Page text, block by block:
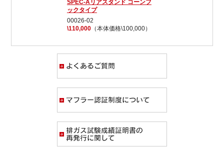
SPEC-Aリアスタンド コーンフ
（本体価格\100,000）